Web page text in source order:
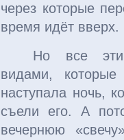
через которые
время идёт вверх.
Но все эти
видами,
наступала ночь,
съели его. А
вечернюю